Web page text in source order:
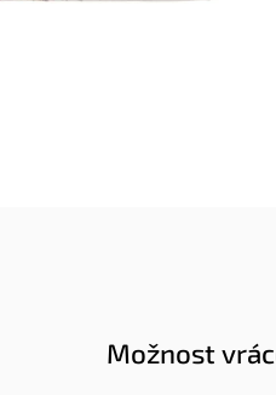
Možnost